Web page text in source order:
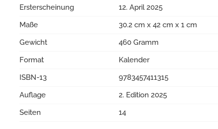
Ersterscheinung
12. April 2025
Maße
30.2 cm x 42 cm x 1 cm
Gewicht
460 Gramm
Format
Kalender
ISBN-13
9783457411315
Auflage
2. Edition 2025
Seiten
14